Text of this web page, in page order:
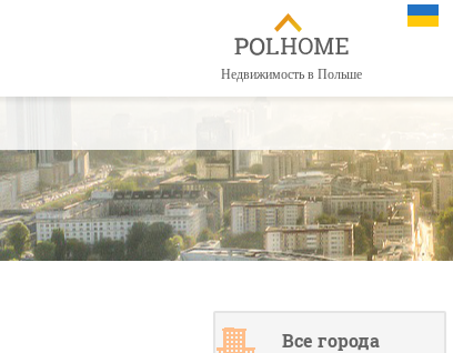
Недвижимость в Польше
Все города